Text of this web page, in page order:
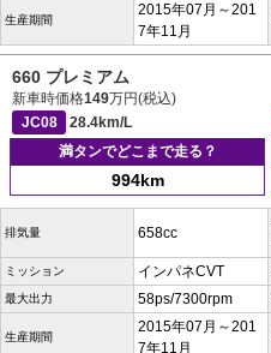
生産期間
2015年07月～201
7年11月
660 プレミアム
新車時価格149万円(税込)
JC08
28.4km/L
満タンでどこまで走る？
994km
排気量 658cc
ミッション インパネCVT
最大出力 58ps/7300rpm
生産期間
2015年07月～201
7年11月